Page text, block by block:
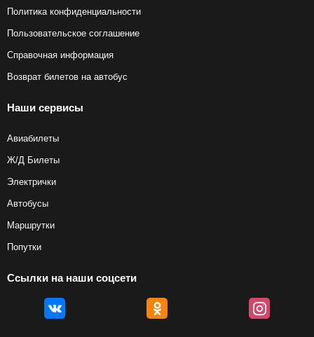
Политика конфиденциальности
Пользовательское соглашение
Справочная информация
Возврат билетов на автобус
Наши сервисы
Авиабилеты
Ж/Д Билеты
Электрички
Автобусы
Маршрутки
Попутки
Ссылки на наши соцсети